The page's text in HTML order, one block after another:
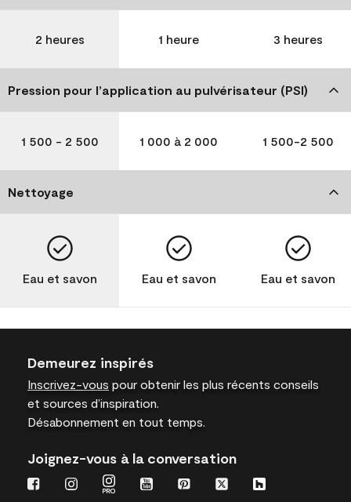
2 heures 1 heure 3 heures
Pression pour l’application au pulvérisateur (PSI)
1 500 - 2 500 1 000 à 2 000 1 500-2 500
Nettoyage
Eau et savon Eau et savon Eau et savon
Demeurez inspirés
Inscrivez-vous pour obtenir les plus récents conseils
et sources d’inspiration.
Désabonnement en tout temps.
Joignez-vous à la conversation